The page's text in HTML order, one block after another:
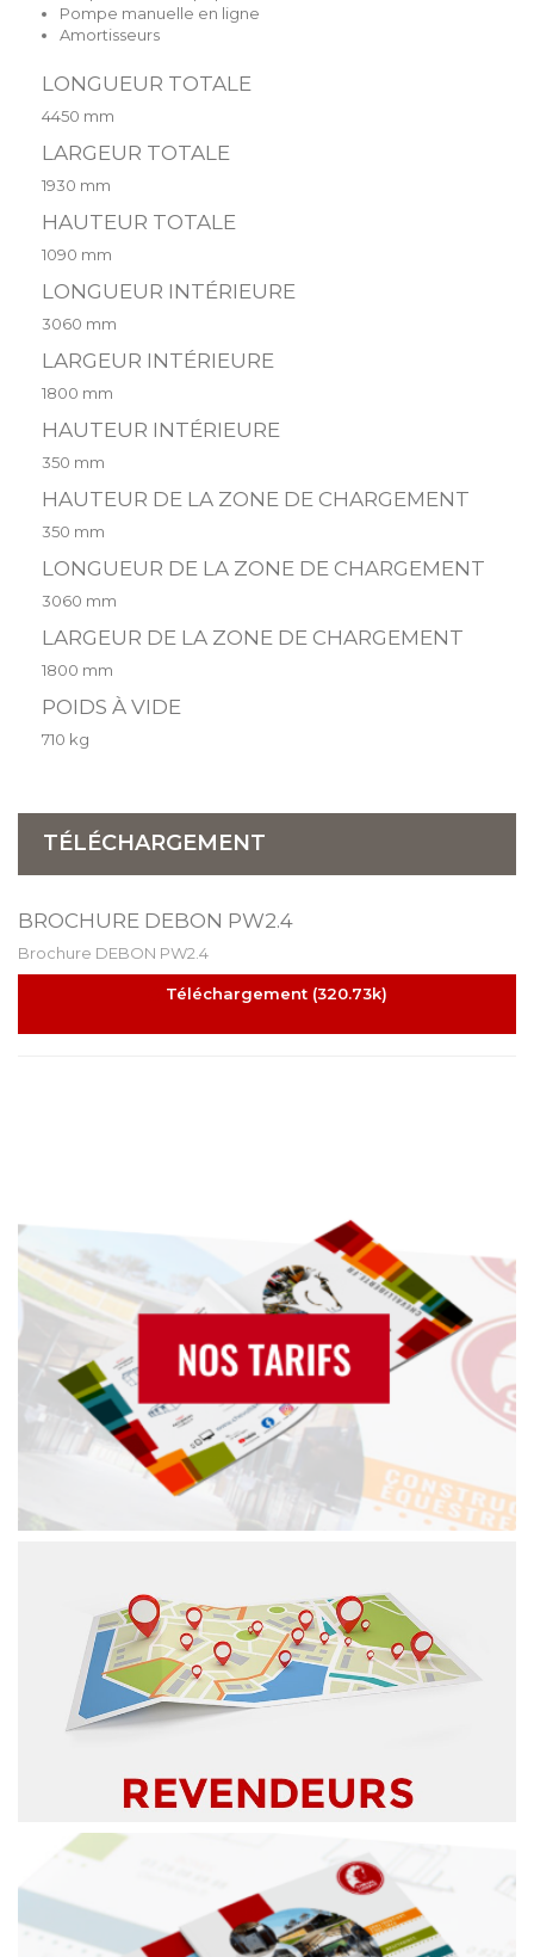
Pompe manuelle en ligne
Amortisseurs
LONGUEUR TOTALE
4450 mm
LARGEUR TOTALE
1930 mm
HAUTEUR TOTALE
1090 mm
LONGUEUR INTÉRIEURE
3060 mm
LARGEUR INTÉRIEURE
1800 mm
HAUTEUR INTÉRIEURE
350 mm
HAUTEUR DE LA ZONE DE CHARGEMENT
350 mm
LONGUEUR DE LA ZONE DE CHARGEMENT
3060 mm
LARGEUR DE LA ZONE DE CHARGEMENT
1800 mm
POIDS À VIDE
710 kg
TÉLÉCHARGEMENT
BROCHURE DEBON PW2.4
Brochure DEBON PW2.4
Téléchargement (320.73k)